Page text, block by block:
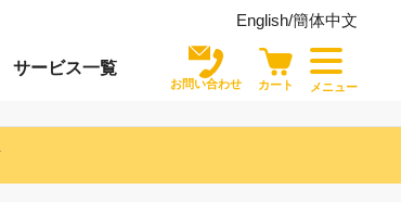
English/簡体中文
サービス一覧
お問い合わせ カート メニュー